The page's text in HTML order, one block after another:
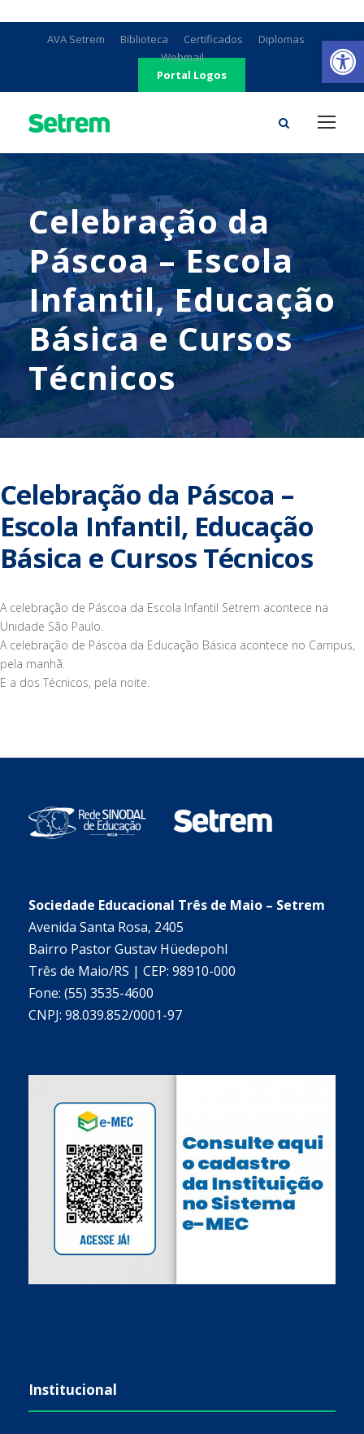
AVA Setrem Biblioteca Certificados
Diplomas
Webmail
Portal Logos
Celebração da
Páscoa – Escola
Infantil, Educação
Básica e Cursos
Técnicos
Celebração da Páscoa –
Escola Infantil, Educação
Básica e Cursos Técnicos
A celebração de Páscoa da Escola Infantil Setrem acontece na
Unidade São Paulo.
A celebração de Páscoa da Educação Básica acontece no Campus,
pela manhã.
E a dos Técnicos, pela noite.
Sociedade Educacional Três de Maio – Setrem
Avenida Santa Rosa, 2405
Bairro Pastor Gustav Hüedepohl
Três de Maio/RS | CEP: 98910-000
Fone: (55) 3535-4600
CNPJ: 98.039.852/0001-97
Institucional